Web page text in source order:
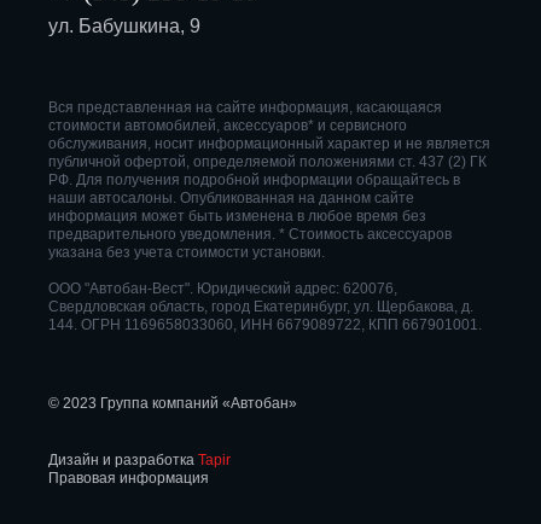
ул. Бабушкина, 9
© 2023 Группа компаний «Автобан»
Вся представленная на сайте информация, касающаяся
стоимости автомобилей, аксессуаров* и сервисного
обслуживания, носит информационный характер и не является
публичной офертой, определяемой положениями ст. 437 (2) ГК
РФ. Для получения подробной информации обращайтесь в
наши автосалоны. Опубликованная на данном сайте
информация может быть изменена в любое время без
предварительного уведомления. * Стоимость аксессуаров
указана без учета стоимости установки.
ООО "Автобан-Вест". Юридический адрес: 620076,
Свердловская область, город Екатеринбург, ул. Щербакова, д.
144. ОГРН 1169658033060, ИНН 6679089722, КПП 667901001.
Правовая информация
Дизайн и разработка Tapir